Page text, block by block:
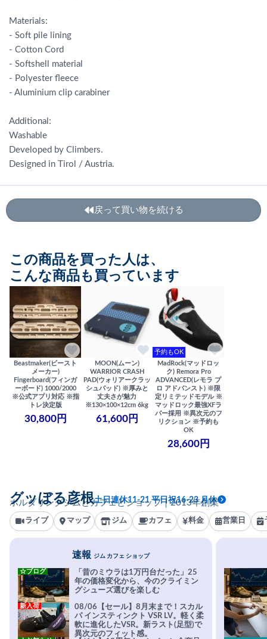
Materials:
- Soft pile lining
- Cotton Cord
- Softshell material
- Polyester fleece
- Aluminium clip carabiner
Additional:
Washable
Developed by Climbers.
Designed in Tirol / Austria.
戻って買い物を続ける
この商品を買った人は、
こんな商品も買っています
Beastmaker(ビースト
メーカー)
Fingerboard(フィンガ
ーボード) 1000/2000
※公式アプリ対応 ※指
トレ決定版
30,800円
MOON(ムーン)
WARRIOR CRASH
PAD(ウォリアークラッ
シュパッド) ※厚みと
丈夫さが魅力
※130×100×12cm 6kg
61,600円
予約もOK
MadRock(マッドロッ
ク) Remora Pro
ADVANCED(レモラ プ
ロ アドバンスト) ※限
定リミテッドモデル ※
マッドロック最強XFラ
バー採用 ※異次元のフ
リクション ※予約も
OK
28,600円
ボルダリングジムとカフェとショップ｜2013年創業
グッぼる彦根土日連休11-21 平日祝16-23 月休
ライブ マップ ジム カフェ 料金 営業日
速報 ジム カフェ ショップ
「昔のミウラは1万円台だった」25
年の価格変化から、今のクライミン
グシューズ選びを楽しむ
☆ブログ
08/06【セール】8月末まで！スカル
パ インスティンクト VSR LV。軽く柔
軟に進化したVSR。新ラスト(足型)で
異次元のフィット感。
新入荷